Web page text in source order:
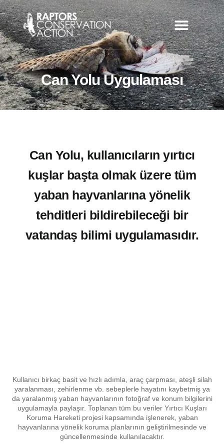
Can Yolu Uygulaması
Can Yolu, kullanıcıların yırtıcı
kuşlar başta olmak üzere tüm
yaban hayvanlarına yönelik
tehditleri bildirebileceği bir
vatandaş bilimi uygulamasıdır.
Kullanıcı birkaç basit ve hızlı adımla, araç çarpması, ateşli silah
yaralanması, zehirlenme vb. sebeplerle hayatını kaybetmiş ya
da yaralanmış yaban hayvanlarının fotoğraf ve konum bilgilerini
uygulamayla paylaşır. Toplanan tüm bu veriler Yırtıcı Kuşları
Koruma Hareketi projesi kapsamında işlenerek, yaban
hayvanlarına yönelik koruma planlarının geliştirilmesinde ve
güncellenmesinde kullanılacaktır.